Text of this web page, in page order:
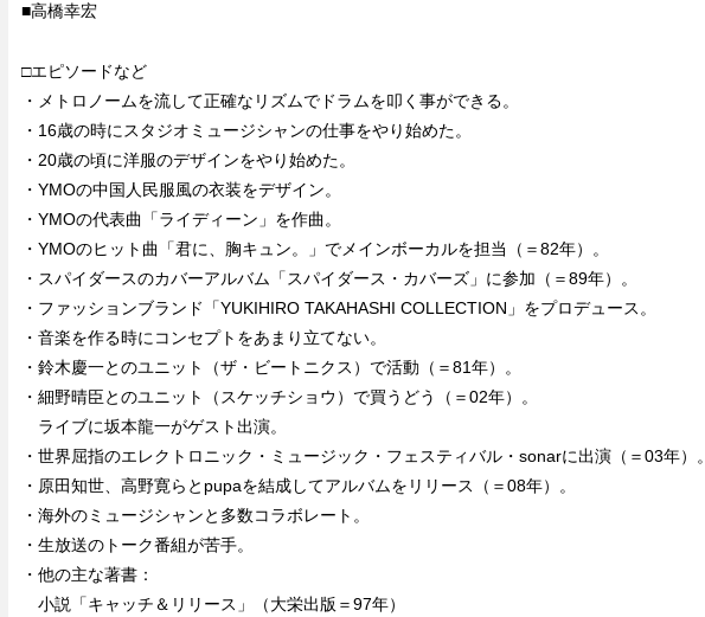
■高橋幸宏
□エピソードなど
・メトロノームを流して正確なリズムでドラムを叩く事ができる。
・16歳の時にスタジオミュージシャンの仕事をやり始めた。
・20歳の頃に洋服のデザインをやり始めた。
・YMOの中国人民服風の衣装をデザイン。
・YMOの代表曲「ライディーン」を作曲。
・YMOのヒット曲「君に、胸キュン。」でメインボーカルを担当（＝82年）。
・スパイダースのカバーアルバム「スパイダース・カバーズ」に参加（＝89年）。
・ファッションブランド「YUKIHIRO TAKAHASHI COLLECTION」をプロデュース。
・音楽を作る時にコンセプトをあまり立てない。
・鈴木慶一とのユニット（ザ・ビートニクス）で活動（＝81年）。
・細野晴臣とのユニット（スケッチショウ）で買うどう（＝02年）。
ライブに坂本龍一がゲスト出演。
・世界屈指のエレクトロニック・ミュージック・フェスティバル・sonarに出演（＝03年）。
・原田知世、高野寛らとpupaを結成してアルバムをリリース（＝08年）。
・海外のミュージシャンと多数コラボレート。
・生放送のトーク番組が苦手。
・他の主な著書：
小説「キャッチ＆リリース」（大栄出版＝97年）